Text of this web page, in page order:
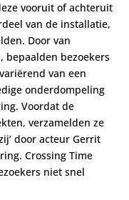
vooruit of achteruit
van de installatie,
Door van
bepaalden bezoekers
van een
onderdompeling
Voordat de
verzamelden ze
door acteur Gerrit
Crossing Time
niet snel